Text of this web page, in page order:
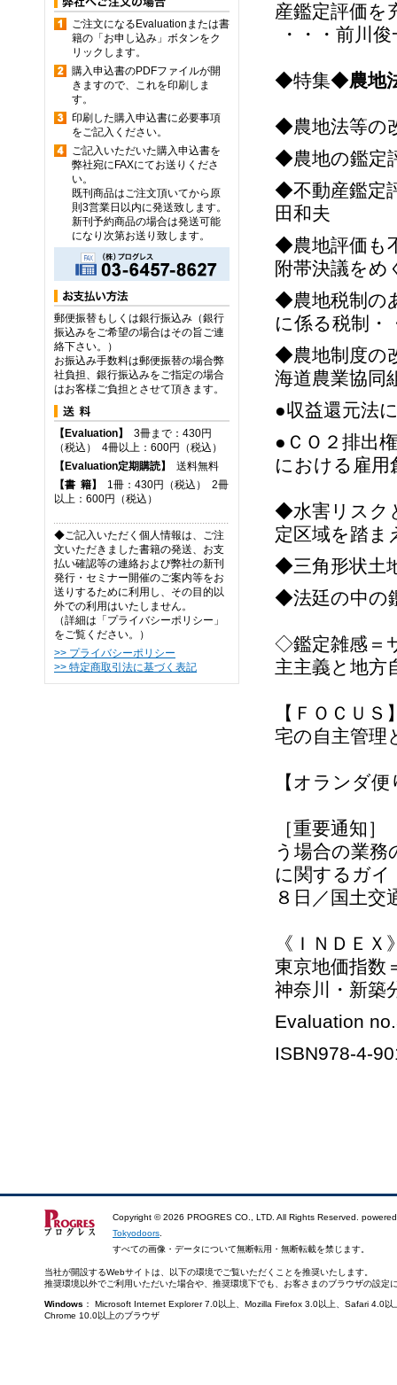
ご注文になるEvaluationまたは書
籍の「お申し込み」ボタンをク
リックします。
購入申込書のPDFファイルが開
きますので、これを印刷しま
す。
印刷した購入申込書に必要事項
をご記入ください。
ご記入いただいた購入申込書を
弊社宛にFAXにてお送りくださ
い。
既刊商品はご注文頂いてから原
則3営業日以内に発送致します。
新刊予約商品の場合は発送可能
になり次第お送り致します。
郵便振替もしくは銀行振込み（銀行
振込みをご希望の場合はその旨ご連
絡下さい。）
お振込み手数料は郵便振替の場合弊
社負担、銀行振込みをご指定の場合
はお客様ご負担とさせて頂きます。
【Evaluation】
3冊まで：430円
（税込） 4冊以上：600円（税込）
【Evaluation定期購読】
送料無料
【書 籍】
1冊：430円（税込） 2冊
以上：600円（税込）
◆ご記入いただく個人情報は、ご注
文いただきました書籍の発送、お支
払い確認等の連絡および弊社の新刊
発行・セミナー開催のご案内等をお
送りするために利用し、その目的以
外での利用はいたしません。
（詳細は「プライバシーポリシー」
をご覧ください。）
>> プライバシーポリシー
>> 特定商取引法に基づく表記
産鑑定評価を
・・・前川俊
◆特集◆農地
◆農地法等の
◆農地の鑑定
◆不動産鑑定
田和夫
◆農地評価も
附帯決議をめ
◆農地税制の
に係る税制
◆農地制度の
海道農業協同
●収益還元法
●ＣＯ２排出
における雇用
◆水害リスク
定区域を踏ま
◆三角形状土
◆法廷の中の
◇鑑定雑感＝
主主義と地方
【ＦＯＣＵ
宅の自主管
【オランダ
［重要通知
う場合の業務
に関するガイ
８日／国土交
《ＩＮＤＥＸ
東京地価指数
神奈川・新築
Evaluation
ISBN978-4-
Copyright ©2026 PROGRES CO., LTD. All Rights Reserved.
Tokyodoors
すべての画像・データについて無断転用・無断転載を禁じます。
当社が開設するWebサイトは、以下の環境でご覧いただくことを推奨いたします。
推奨環境以外でご利用いただいた場合や、推奨環境下でも、お客さまのブラウザの設
Windows ： Microsoft Internet Explorer 7.0以上、Mozilla Firefox 3.0以上、Safari
Chrome 10.0以上のブラウザ